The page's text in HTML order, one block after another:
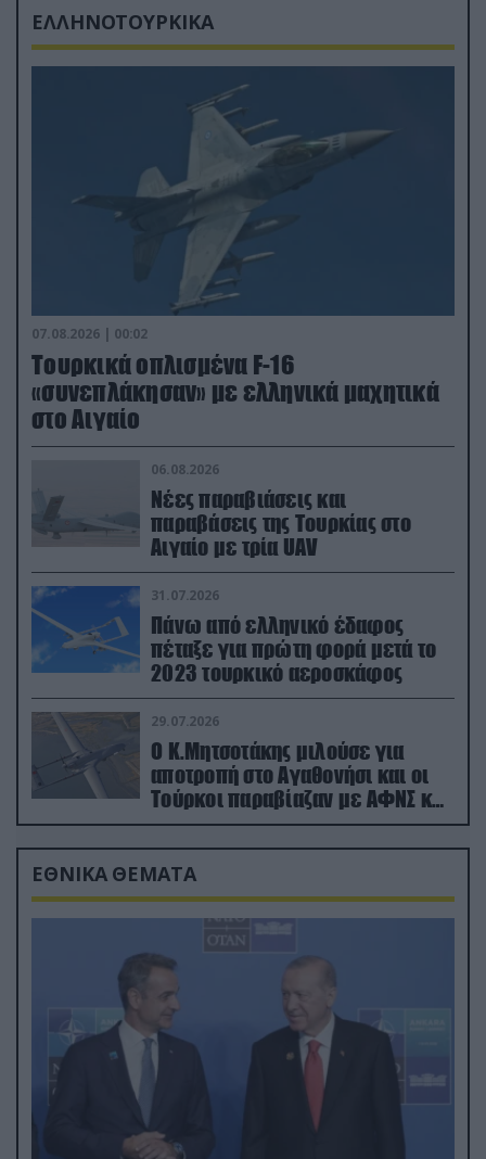
ΕΛΛΗΝΟΤΟΥΡΚΙΚΑ
07.08.2026 | 00:02
Τουρκικά οπλισμένα F-16
«συνεπλάκησαν» με ελληνικά μαχητικά
στο Αιγαίο
06.08.2026
Νέες παραβιάσεις και
παραβάσεις της Τουρκίας στο
Αιγαίο με τρία UAV
31.07.2026
Πάνω από ελληνικό έδαφος
πέταξε για πρώτη φορά μετά το
2023 τουρκικό αεροσκάφος
29.07.2026
Ο Κ.Μητσοτάκης μιλούσε για
αποτροπή στο Αγαθονήσι και οι
Τούρκοι παραβίαζαν με ΑΦΝΣ και
drone
ΕΘΝΙΚΑ ΘΕΜΑΤΑ